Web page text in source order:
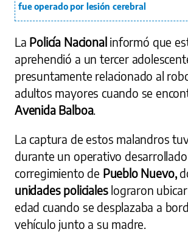
fue operado por lesión cerebral
La Policía Nacionalinformó que
aprehendió a un tercer
presuntamente relacionado al
adultos mayores cuando se
Avenida Balboa.
La captura de estos malandros
durante un operativo
corregimiento de Pueblo Nuevo,
unidades policiales lograron
edad cuando se desplazaba a
vehículo junto a su madre.